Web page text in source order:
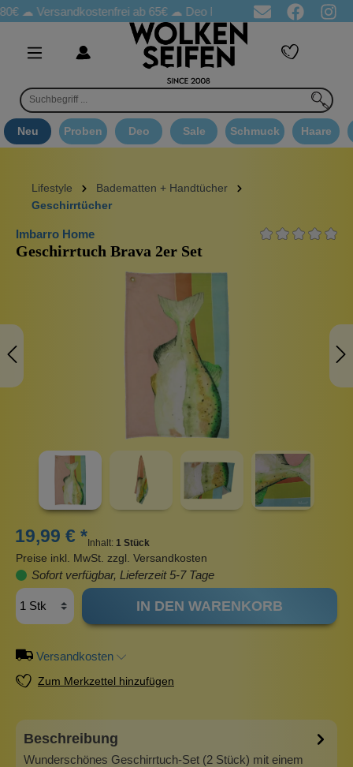
Versandkostenfrei ab 65€☁ Deo Proben in jeder Bestellung ☁
Neu Proben Deo Sale Schmuck Haare
Lifestyle
Badematten + Handtücher
Geschirrtücher
Imbarro Home
Geschirrtuch Brava 2er Set
19,99 € * Inhalt: 1 Stück
Preise inkl. MwSt. zzgl. Versandkosten
Sofort verfügbar, Lieferzeit 5-7 Tage
IN DEN WARENKORB
Versandkosten
Zum Merkzettel hinzufügen
Beschreibung
Wunderschönes Geschirrtuch-Set (2 Stück) mit einem